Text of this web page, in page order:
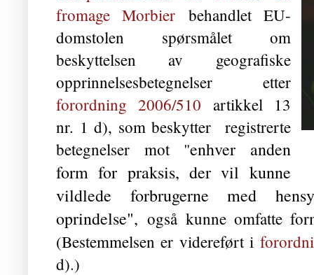
fromage Morbierbehandlet EU-
domstolen spørsmålet om
beskyttelsen av geografiske
opprinnelsesbetegnelser etter
forordning 2006/510 artikkel 13
nr. 1 d), som beskytter registrerte
betegnelser mot "enhver anden
form for praksis, der vil kunne
vildlede forbrugerne med
oprindelse",også kunne omfatte
(Bestemmelsen er videreført i
d).)